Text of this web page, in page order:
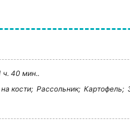
ч. 40 мин..
кости; Рассольник; Картофель;